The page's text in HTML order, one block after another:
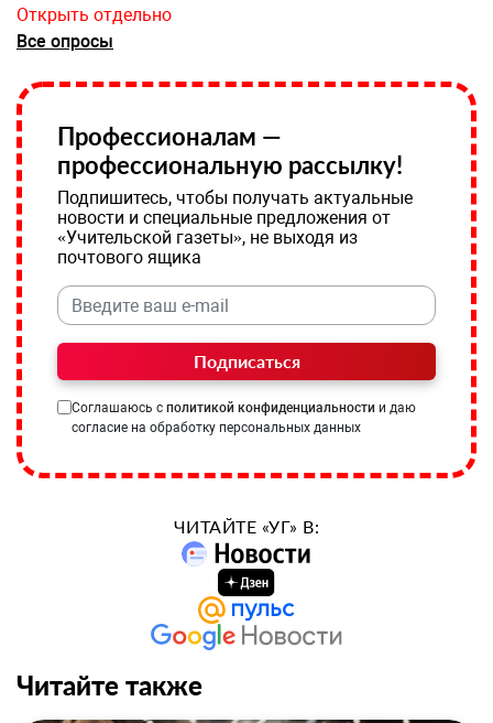
Открыть отдельно
Все опросы
Профессионалам —
профессиональную рассылку!
Подпишитесь, чтобы получать актуальные
новости и специальные предложения от
«Учительской газеты», не выходя из
почтового ящика
Подписаться
Соглашаюсь с политикой конфиденциальности и даю
согласие на обработку персональных данных
ЧИТАЙТЕ «УГ» В:
Читайте также